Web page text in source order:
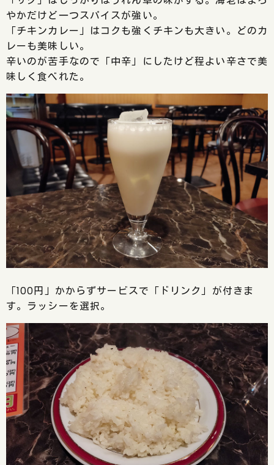
やかだけど一つスパイスが強い。
「チキンカレー」はコクも強くチキンも大きい。どのカ
レーも美味しい。
辛いのが苦手なので「中辛」にしたけど程よい辛さで美
味しく食べれた。
「100円」かからずサービスで「ドリンク」が付きま
す。ラッシーを選択。